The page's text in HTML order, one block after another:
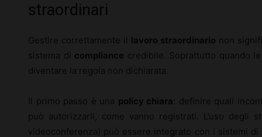
straordinari
Gestire correttamente il lavoro straordinario non
sistema di compliance credibile. Soprattutto quando
diventare la regola non dichiarata.
Il primo passo è una policy chiara
: definire quali
può autorizzarli, come vanno registrati. L’uso degli
videoconferenza) può essere integrato con i sistemi di